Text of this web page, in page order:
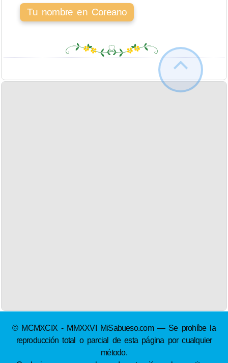
Tu nombre en Coreano
© MCMXCIX - MMXXVI MiSabueso.com — Se prohíbe la
reproducción total o parcial de esta página por cualquier
método.